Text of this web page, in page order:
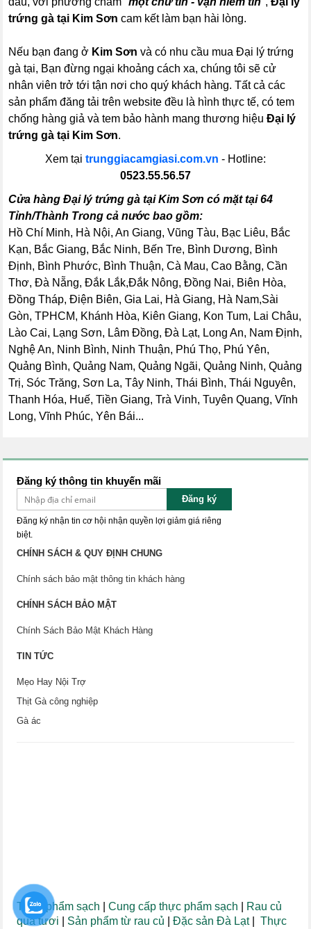
trứng gà tại Kim Sơn cam kết làm bạn hài lòng.
Nếu bạn đang ở Kim Sơn và có nhu cầu mua Đại lý trứng
gà tại, Bạn đừng ngại khoảng cách xa, chúng tôi sẽ cử
nhân viên trở tới tận nơi cho quý khách hàng. Tất cả các
sản phẩm đăng tải trên website đều là hình thực tế, có tem
chống hàng giả và tem bảo hành mang thương hiệuĐại lý
trứng gà tại Kim Sơn.
Xem tại trunggiacamgiasi.com.vn - Hotline:
0523.55.56.57
Cửa hàng Đại lý trứng gà tại Kim Sơn có mặt tại 64
Tỉnh/Thành Trong cả nước bao gồm:
Hồ Chí Minh, Hà Nội, An Giang, Vũng Tàu, Bạc Liêu, Bắc
Kạn, Bắc Giang, Bắc Ninh, Bến Tre, Bình Dương, Bình
Định, Bình Phước, Bình Thuận, Cà Mau, Cao Bằng, Cần
Thơ, Đà Nẵng, Đắk Lắk,Đắk Nông, Đồng Nai, Biên Hòa,
Đồng Tháp, Điện Biên, Gia Lai, Hà Giang, Hà Nam,Sài
Gòn, TPHCM, Khánh Hòa, Kiên Giang, Kon Tum, Lai Châu,
Lào Cai, Lạng Sơn, Lâm Đồng, Đà Lạt, Long An, Nam Định,
Nghệ An, Ninh Bình, Ninh Thuận, Phú Thọ, Phú Yên,
Quảng Bình, Quảng Nam, Quảng Ngãi, Quảng Ninh, Quảng
Trị, Sóc Trăng, Sơn La, Tây Ninh, Thái Bình, Thái Nguyên,
Thanh Hóa, Huế, Tiền Giang, Trà Vinh, Tuyên Quang, Vĩnh
Long, Vĩnh Phúc, Yên Bái...
Đăng ký thông tin khuyến mãi
Đăng ký
Đăng ký nhận tin cơ hội nhận quyền lợi giảm giá riêng
biệt.
CHÍNH SÁCH & QUY ĐỊNH CHUNG
Chính sách bảo mật thông tin khách hàng
CHÍNH SÁCH BẢO MẬT
Chính Sách Bảo Mật Khách Hàng
TIN TỨC
Mẹo Hay Nội Trợ
Thịt Gà công nghiệp
Gà ác
Thực phẩm sạch |Cung cấp thực phẩm sạch
Rau củ
quả tươi
Sản phẩm từ rau củ |Đặc sản Đà Lạt|Thực